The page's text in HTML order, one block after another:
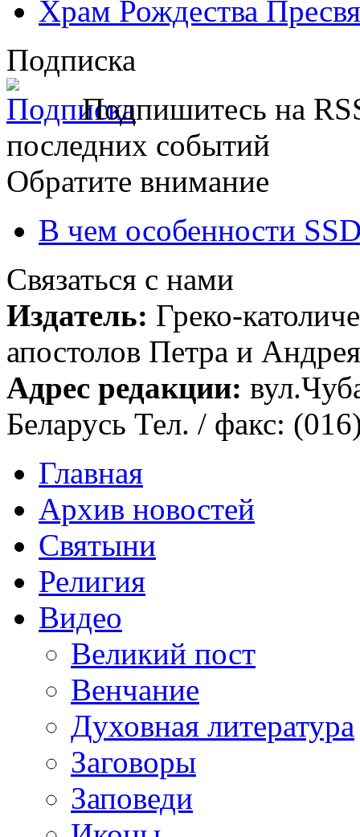
Храм Рождества
Подписка
Подпишитесь на
последних событий
Обратите внимание
В чем особенности
Связаться с нами
Издатель: Греко-
апостолов Петра и
Адрес редакции:
Беларусь Тел. / факс:
Главная
Архив новостей
Святыни
Религия
Видео
Великий пост
Венчание
Духовная литература
Заговоры
Заповеди